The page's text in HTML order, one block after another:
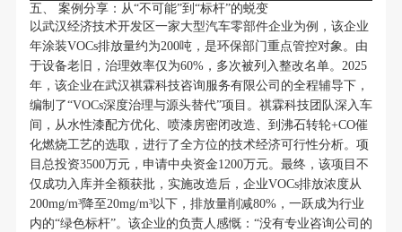
五、 案例分享：从“不可能”到“标杆”的蜕变
以武汉经济技术开发区一家大型汽车零部件企业为例，该企业
年涂装VOCs排放量约为200吨，是环保部门重点管控对象。由
于设备老旧，治理效率仅为60%，多次被列入整改名单。2025
年，该企业在武汉祺霖科技咨询服务有限公司的全程辅导下，
编制了“VOCs深度治理与源头替代”项目。祺霖科技团队深入车
间，从水性漆配方优化、喷漆房密闭改造、到沸石转轮+CO催
化燃烧工艺的选取，进行了全方位的技术经济可行性分析。项
目总投资3500万元，申请中央资金1200万元。最终，该项目不
仅成功入库并全额获批，实施改造后，企业VOCs排放浓度从
200mg/m³降至20mg/m³以下，排放量削减80%，一跃成为行业
内的“绿色标杆”。该企业的负责人感慨：“没有专业咨询公司的